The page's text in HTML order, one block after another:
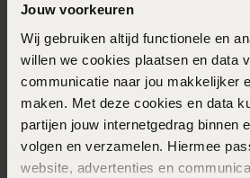
Jouw voorkeuren
Wij gebruiken altijd functionele en
willen we cookies plaatsen en data
communicatie naar jou makkelijker
maken. Met deze cookies en data
partijen jouw internetgedrag binnen
volgen en verzamelen. Hiermee
website, advertenties en
In den Warenkorb
Das könnte dir